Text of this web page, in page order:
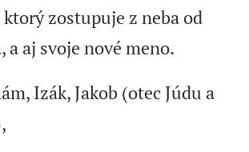
ktorý zostupuje z neba od
a aj svoje nové meno.
Izák, Jakob (otec Júdu a